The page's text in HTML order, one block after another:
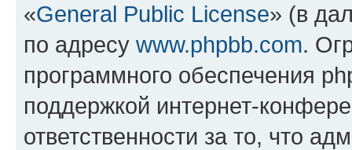
«General Public License» (в
по адресу www.phpbb.com.
программного обеспечения
поддержкой интернет-
ответственности за то, что